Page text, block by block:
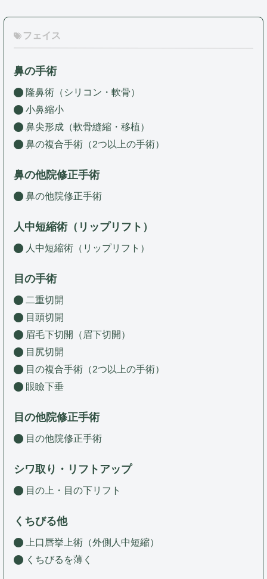
フェイス
鼻の手術
隆鼻術（シリコン・軟骨）
小鼻縮小
鼻尖形成（軟骨縫縮・移植）
鼻の複合手術（2つ以上の手術）
鼻の他院修正手術
鼻の他院修正手術
人中短縮術（リップリフト）
人中短縮術（リップリフト）
目の手術
二重切開
目頭切開
眉毛下切開（眉下切開）
目尻切開
目の複合手術（2つ以上の手術）
眼瞼下垂
目の他院修正手術
目の他院修正手術
シワ取り・リフトアップ
目の上・目の下リフト
くちびる他
上口唇挙上術（外側人中短縮）
くちびるを薄く